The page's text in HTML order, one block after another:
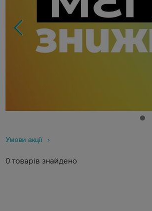
Умови акції
0 товарів знайдено